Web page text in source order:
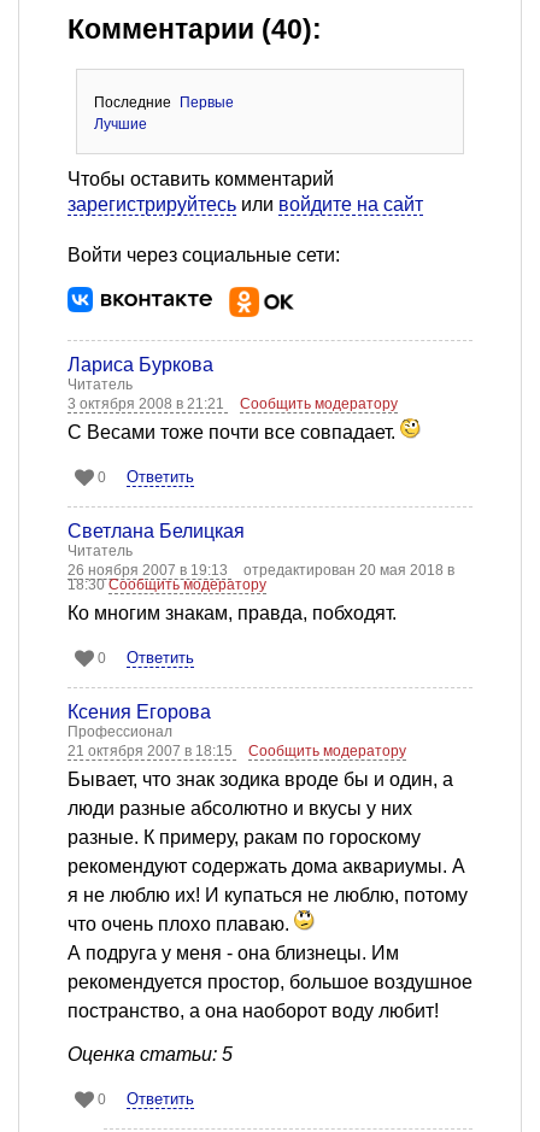
Комментарии (40):
Последние
Первые
Лучшие
Чтобы оставить комментарий
зарегистрируйтесь или войдите на сайт
Войти через социальные сети:
Лариса Буркова
Читатель
3 октября 2008 в 21:21
Сообщить модератору
С Весами тоже почти все совпадает.
0 Ответить
Светлана Белицкая
Читатель
26 ноября 2007 в 19:13
отредактирован 20 мая 2018 в
18:30Сообщить модератору
Ко многим знакам, правда, побходят.
0 Ответить
Ксения Егорова
Профессионал
21 октября 2007 в 18:15
Сообщить модератору
Бывает, что знак зодика вроде бы и один, а
люди разные абсолютно и вкусы у них
разные. К примеру, ракам по гороскому
рекомендуют содержать дома аквариумы. А
я не люблю их! И купаться не люблю, потому
что очень плохо плаваю.
А подруга у меня - она близнецы. Им
рекомендуется простор, большое воздушное
постранство, а она наоборот воду любит!
Оценка статьи: 5
0 Ответить